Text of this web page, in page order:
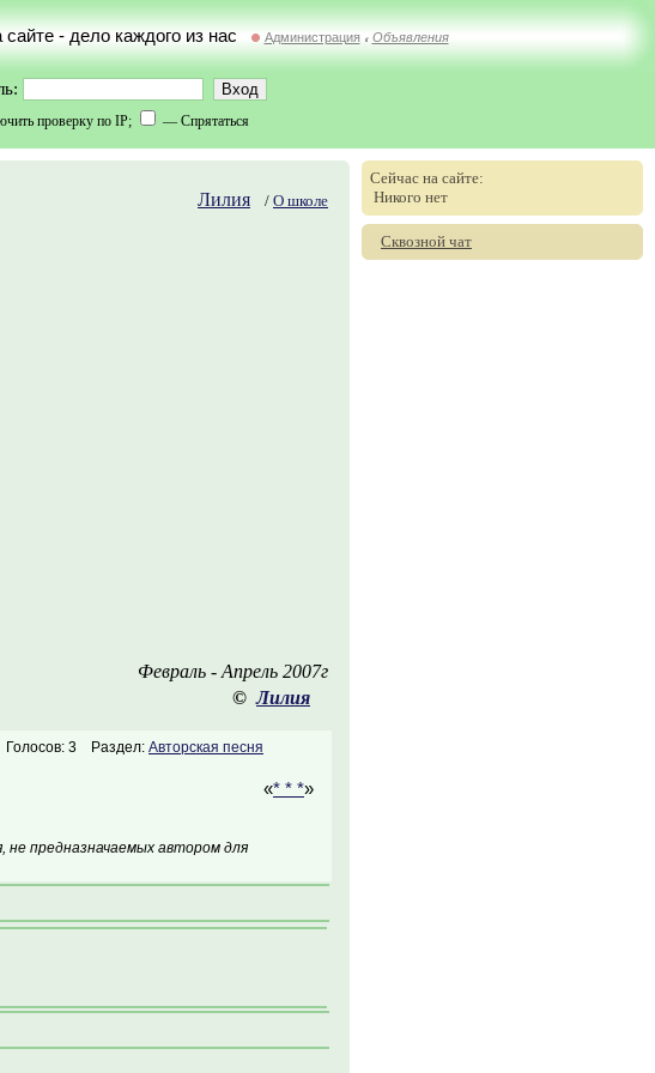
- дело каждого из нас Администрация // Объявления
проверку по IP; — Спрятаться
Лилия / О школе
Февраль - Апрель 2007г
©Лилия
Голосов: 3 Раздел: Авторская песня
«* * *»
не предназначаемых автором для
Сейчас на сайте:
Никого нет
Сквозной чат